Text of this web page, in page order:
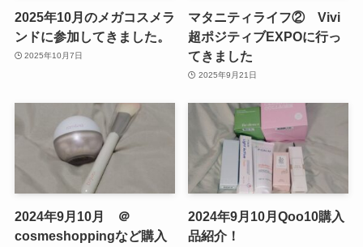
2025年10月のメガコスメラ
ンドに参加してきました。
2025年10月7日
マタニティライフ② Vivi
超ポジティブEXPOに行っ
てきました
2025年9月21日
2024年9月10月 ＠
cosmeshoppingなど購入
2024年9月10月Qoo10購入
品紹介！